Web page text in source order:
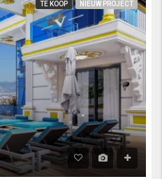
TE KOOP NIEUW PROJECT